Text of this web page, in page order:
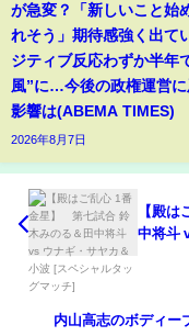
が急変？「新しいこと始
れそう」期待感強く出て
ジティブ反応わずか半年
風”に…今後の政権運営
影響は(ABEMA TIMES)
2026年8月7日
【殿
中将斗
内山高志のボディー